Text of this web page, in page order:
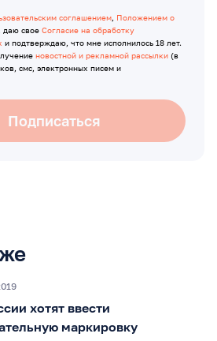
соглашением, Положением о
, даю свое Согласие на обработку
и подтверждаю, что мне исполнилось 18 лет.
новостной и рекламной рассылки (в
смс, электронных писем и
Подписаться
хотят ввести
маркировку